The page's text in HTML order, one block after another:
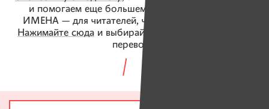
и помогаем еще большему количеству людей.
ИМЕНА — для читателей, читатели — для ИМЕН.
Нажимайте сюдаи выбирайте удобный способ для
перевода!